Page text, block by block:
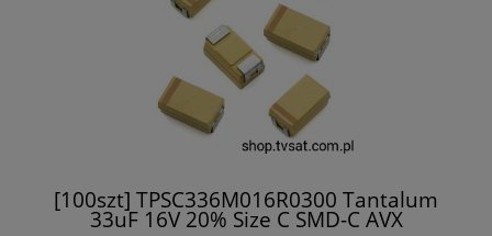
[100szt] TPSC336M016R0300 Tantalum
33uF 16V 20% Size C SMD-C AVX